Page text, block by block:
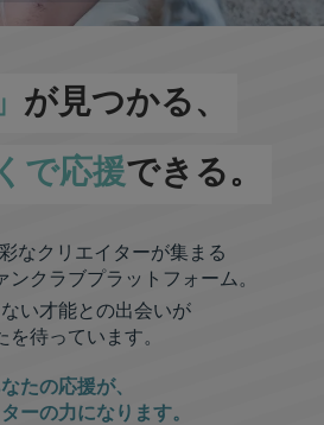
が見つかる、
で応援できる。
なクリエイターが集まる
ンクラブプラットフォーム。
い才能との出会いが
を待っています。
たの応援が、
ーの力になります。